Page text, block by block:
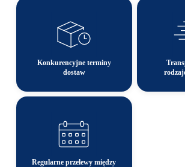
Konkurencyjne terminy
dostaw
Regularne przelewy między